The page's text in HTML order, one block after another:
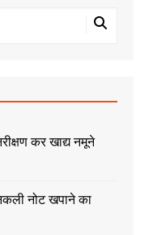
कर खाद्य नमूने
नोट खपाने का